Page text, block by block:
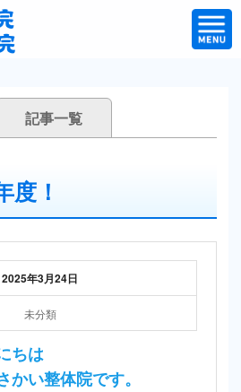
記事一覧
度！
2025年3月24日
未分類
ちは
かい整体院です。